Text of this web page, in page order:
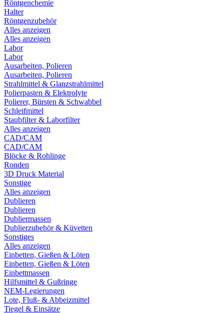
Röntgenchemie
Halter
Röntgenzubehör
Alles anzeigen
Alles anzeigen
Labor
Labor
Ausarbeiten, Polieren
Ausarbeiten, Polieren
Strahlmittel & Glanzstrahlmittel
Polierpasten & Elektrolyte
Polierer, Bürsten & Schwabbel
Schleifmittel
Staubfilter & Laborfilter
Alles anzeigen
CAD/CAM
CAD/CAM
Blöcke & Rohlinge
Ronden
3D Druck Material
Sonstige
Alles anzeigen
Dublieren
Dublieren
Dubliermassen
Dublierzubehör & Küvetten
Sonstiges
Alles anzeigen
Einbetten, Gießen & Löten
Einbetten, Gießen & Löten
Einbettmassen
Hilfsmittel & Gußringe
NEM-Legierungen
Lote, Fluß- & Abbeizmittel
Tiegel & Einsätze